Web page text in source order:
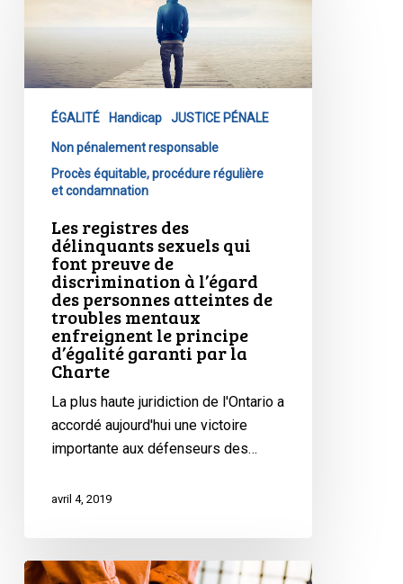
délinquants
sexuels
preuve
discrimination
l’égard
personnes
atteintes
troubles
mentaux
enfreignent
principe
garanti
Charte
ÉGALITÉ Handicap JUSTICE PÉNALE
Non pénalement responsable
Procès équitable, procédure régulière
et condamnation
Les registres des
délinquants sexuels qui
font preuve de
discrimination à l’égard
des personnes atteintes de
troubles mentaux
enfreignent le principe
d’égalité garanti par la
Charte
La plus haute juridiction de l'Ontario a
accordé aujourd'hui une victoire
importante aux défenseurs des…
avril 4, 2019
La